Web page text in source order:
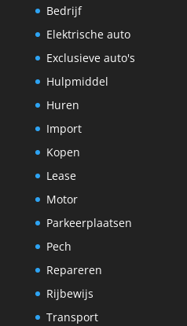
Bedrijf
Elektrische auto
Exclusieve auto's
Hulpmiddel
Huren
Import
Kopen
Lease
Motor
Parkeerplaatsen
Pech
Repareren
Rijbewijs
Transport